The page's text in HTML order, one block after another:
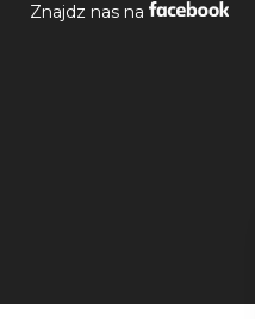
Znajdz nas na